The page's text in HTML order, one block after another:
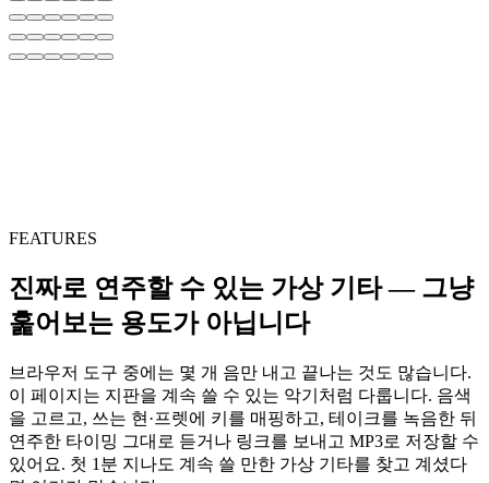
FEATURES
진짜로 연주할 수 있는 가상 기타 — 그냥
훑어보는 용도가 아닙니다
브라우저 도구 중에는 몇 개 음만 내고 끝나는 것도 많습니다.
이 페이지는 지판을 계속 쓸 수 있는 악기처럼 다룹니다. 음색
을 고르고, 쓰는 현·프렛에 키를 매핑하고, 테이크를 녹음한 뒤
연주한 타이밍 그대로 듣거나 링크를 보내고 MP3로 저장할 수
있어요. 첫 1분 지나도 계속 쓸 만한 가상 기타를 찾고 계셨다